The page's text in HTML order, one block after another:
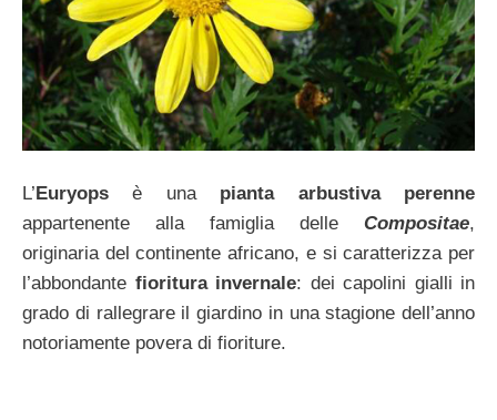
L’ Euryopsè una pianta arbustiva perenne
appartenente alla famiglia delle Compositae,
originaria del continente africano, e si caratterizza per
l’abbondante fioritura invernale: dei capolini gialli in
grado di rallegrare il giardino in una stagione dell’anno
notoriamente povera di fioriture.